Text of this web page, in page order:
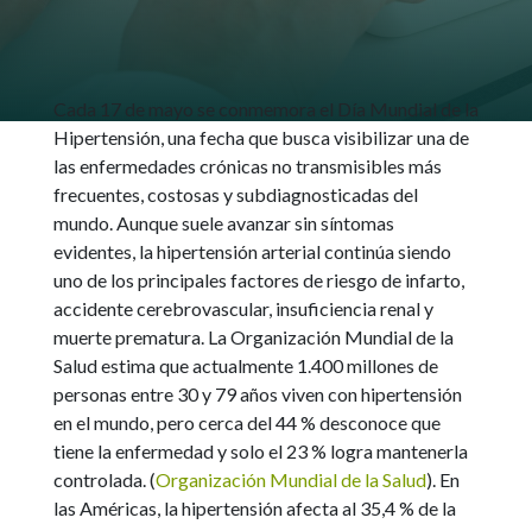
Cada 17 de mayo se conmemora el Día Mundial de la
Hipertensión, una fecha que busca visibilizar una de
las enfermedades crónicas no transmisibles más
frecuentes, costosas y subdiagnosticadas del
mundo. Aunque suele avanzar sin síntomas
evidentes, la hipertensión arterial continúa siendo
uno de los principales factores de riesgo de infarto,
accidente cerebrovascular, insuficiencia renal y
muerte prematura. La Organización Mundial de la
Salud estima que actualmente 1.400 millones de
personas entre 30 y 79 años viven con hipertensión
en el mundo, pero cerca del 44 % desconoce que
tiene la enfermedad y solo el 23 % logra mantenerla
controlada. (Organización Mundial de la Salud). En
las Américas, la hipertensión afecta al 35,4 % de la